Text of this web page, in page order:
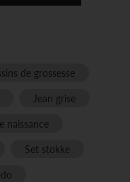
de grossesse
Jean grise
naissance
Set stokke